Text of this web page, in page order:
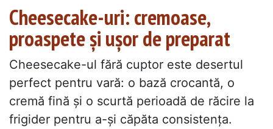
Cheesecake-uri: cremoase,
proaspete și ușor de preparat
Cheesecake-ul fără cuptor este desertul
perfect pentru vară: o bază crocantă, o
cremă fină și o scurtă perioadă de răcire la
frigider pentru a-și căpăta consistența.